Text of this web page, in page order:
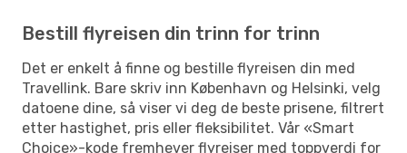
Bestill flyreisen din trinn for trinn
Det er enkelt å finne og bestille flyreisen din med
Travellink. Bare skriv inn København og Helsinki, velg
datoene dine, så viser vi deg de beste prisene, filtrert
etter hastighet, pris eller fleksibilitet. Vår «Smart
Choice»-kode fremhever flyreiser med toppverdi for